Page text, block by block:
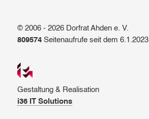
© 2006 - 2026 Dorfrat Ahden e. V.
809574Seitenaufrufe seit dem 6.1.2023
Gestaltung & Realisation
i36 IT Solutions